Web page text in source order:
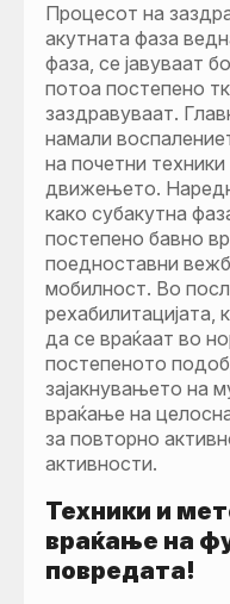
Процесот на
акутната фаза
фаза, се јавуваат
потоа постепено
заздравуваат.
намали
на почетни
движењето.
како субакутна
постепено бавно
поедноставни
мобилност. Во
рехабилитацијата,
да се враќаат во
постепеното
зајакнувањето на
враќање на
за повторно
активности.
Техники и
враќање на
повредата!